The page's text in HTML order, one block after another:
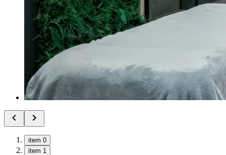
item 0
item 1